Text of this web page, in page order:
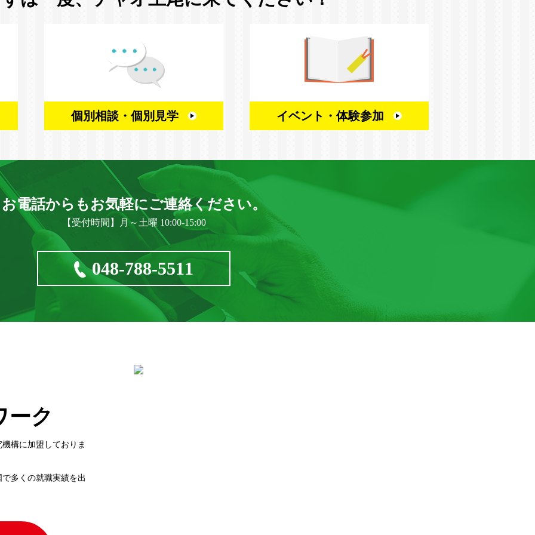
個別相談・ 個別見学 イベント・ 体験参加
お電話からもお気軽にご連絡ください。
【受付時間】月～土曜 10:00-15:00
048-788-5511
ーク
構に加盟しておりま
多くの就職実績を出